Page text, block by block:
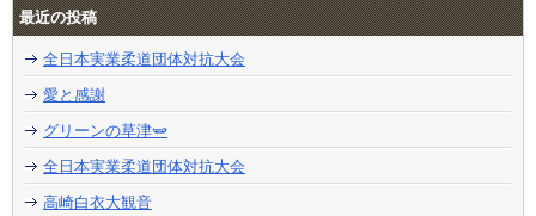
最近の投稿
全日本実業柔道団体対抗大会
愛と感謝
グリーンの草津🫛
全日本実業柔道団体対抗大会
高崎白衣大観音